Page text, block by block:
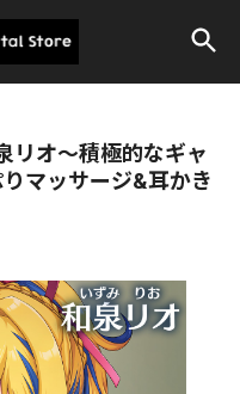
リオ～積極的なギャ
マッサージ&耳かき